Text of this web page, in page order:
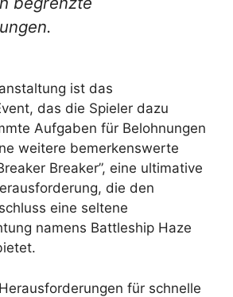
ist das
das die Spieler dazu
Aufgaben für Belohnungen
weitere bemerkenswerte
Breaker”, eine ultimative
die den
eine seltene
namens Battleship Haze
für schnelle